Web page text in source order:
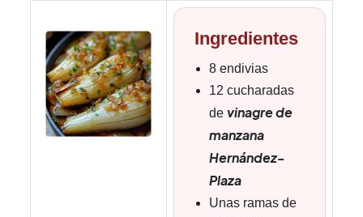
Ingredientes
8 endivias
12 cucharadas
de vinagre de
manzana
Hernández-
Plaza
Unas ramas de